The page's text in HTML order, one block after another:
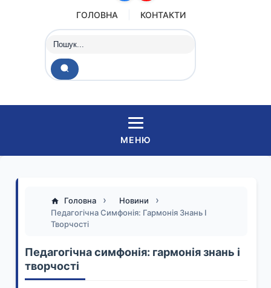
ГОЛОВНА КОНТАКТИ
МЕНЮ
Головна
Новини
Педагогічна Симфонія: Гармонія Знань І
Творчості
Педагогічна симфонія: гармонія знань і
творчості